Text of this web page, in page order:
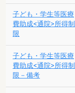
子ども・学生等医療
費助成<通院>所得制
限
子ども・学生等医療
費助成<通院>所得制
限－備考